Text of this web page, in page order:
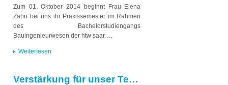
Zum 01. Oktober 2014 beginnt Frau Elena
Zahn bei uns ihr Praxissemester im Rahmen
des Bachelorstudiengangs
Bauingenieurwesen der htw saar….
Weiterlesen
Verstärkung für unser Team in Kaiserslautern